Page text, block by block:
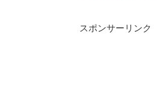
スポンサーリンク